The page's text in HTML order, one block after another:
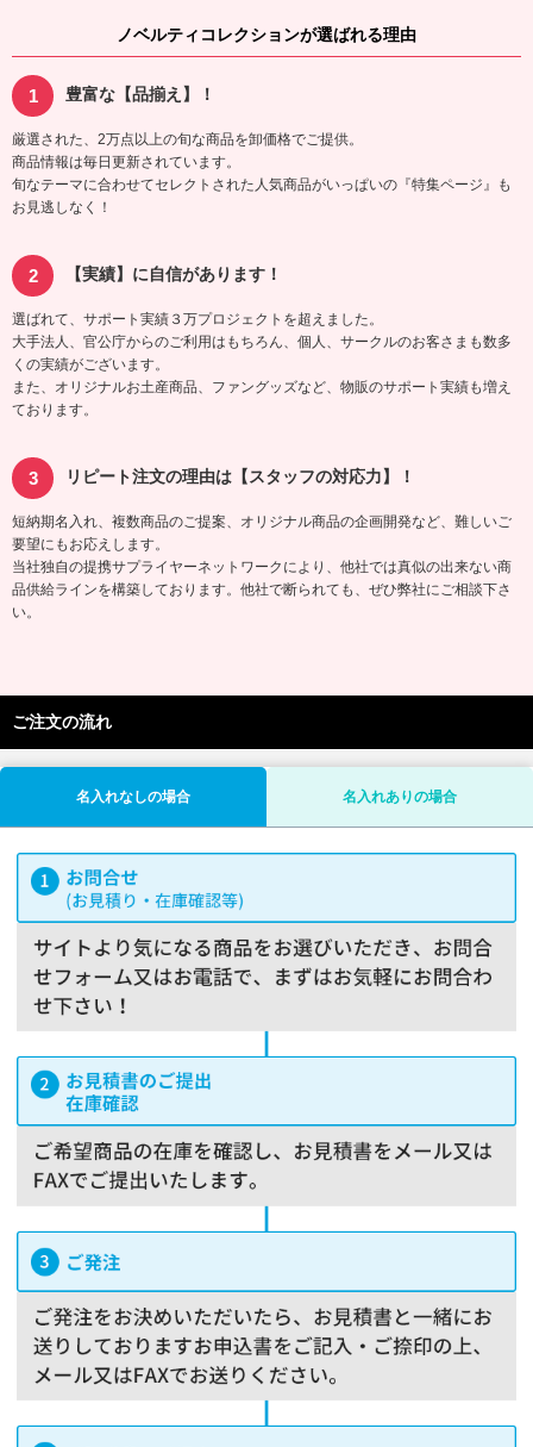
ノベルティコレクションが選ばれる理由
豊富な【品揃え】！
厳選された、2万点以上の旬な商品を卸価格でご提供。
商品情報は毎日更新されています。
旬なテーマに合わせてセレクトされた人気商品がいっぱいの『特集ページ』も
お見逃しなく！
【実績】に自信があります！
選ばれて、サポート実績３万プロジェクトを超えました。
大手法人、官公庁からのご利用はもちろん、個人、サークルのお客さまも数多
くの実績がございます。
また、オリジナルお土産商品、ファングッズなど、物販のサポート実績も増え
ております。
リピート注文の理由は【スタッフの対応力】！
短納期名入れ、複数商品のご提案、オリジナル商品の企画開発など、難しいご
要望にもお応えします。
当社独自の提携サプライヤーネットワークにより、他社では真似の出来ない商
品供給ラインを構築しております。他社で断られても、ぜひ弊社にご相談下さ
い。
ご注文の流れ
名入れなしの場合 名入れありの場合